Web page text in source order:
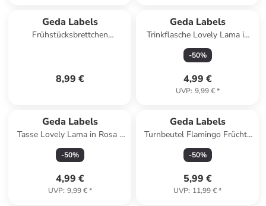
Geda Labels
Frühstücksbrettchen
8,99 €
Geda Labels
Trinkflasche Lovely Lama in
Schwarz - 500ml
-50%
4,99 €
UVP: 9,99 €*
Geda Labels
Tasse Lovely Lama in Rosa -
300 ml
-50%
4,99 €
UVP: 9,99 €*
Geda Labels
Turnbeutel Flamingo Früchte
in Rosa - 42x33x1cm
-50%
5,99 €
UVP: 11,99 €*